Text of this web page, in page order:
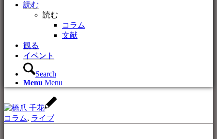
読む
読む
コラム
文献
観る
イベント
Search
Menu Menu
コラム, ライブ